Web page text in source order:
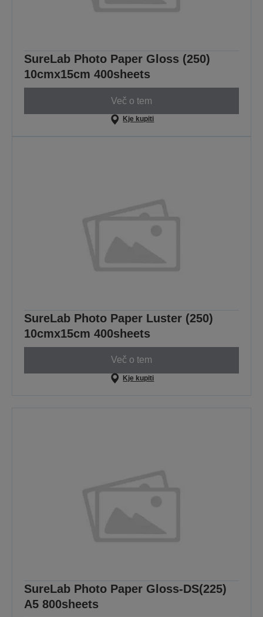
SureLab Photo Paper Gloss (250)
10cmx15cm 400sheets
Več o tem
Kje kupiti
SureLab Photo Paper Luster (250)
10cmx15cm 400sheets
Več o tem
Kje kupiti
SureLab Photo Paper Gloss-DS(225)
A5 800sheets